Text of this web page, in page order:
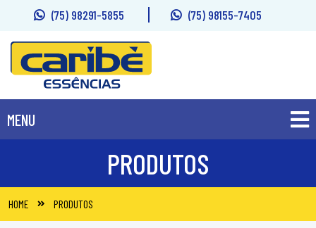
(75) 98291-5855 (75) 98155-7405
MENU
FALE CONOSCO
PRODUTOS
HOME PRODUTOS